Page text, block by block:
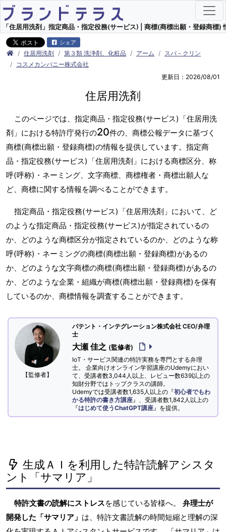
「住居用洗剤」指定商品・指定役務(サービス) | 商標(商標出願・登録商標)
シェア
住居用洗剤 第３類 洗浄剤、化粧品 アーム
スパ－クリン
コスメカンパニー株式会社
更新日：2026/08/01
住居用洗剤
このページでは、指定商品・指定役務(サービス)「住居用洗
剤」における特許庁発行の20件の、商標公報データに基づく
商標(商標出願・登録商標)の情報を提供しています。指定商
品・指定役務(サービス)「住居用洗剤」における商標区分、称
呼(呼称)・ネーミング、文字商標、商標権者・商標出願人な
ど、商標に関する情報を調べることができます。
指定商品・指定役務(サービス)「住居用洗剤」において、ど
のような指定商品・指定役務(サービス)が指定されているの
か、どのような商標区分が指定されているのか、どのような称
呼(呼称)・ネーミングの商標(商標出願・登録商標)があるの
か、どのような文字商標の商標(商標出願・登録商標)があるの
か、どのような企業・組織が商標(商標出願・登録商標)を保有
しているのか、商標情報を調査することができます。
【監修者】
パテント・インテグレーション株式会社 CEO/弁理
士
大瀬 佳之 (監修者)
IoT・サービス関連の特許実務を専門とする弁理
士。 企業向けオンライン学習講座のUdemyにおい
て、受講者数3,044人以上、レビュー数639以上の
知財分野ではトップクラスの講師。
Udemyでは受講者数1,635人以上の『初心者でもわ
かる特許の書き方講座 』、受講者数1,842人以上の
『はじめて使うChatGPT講座 』を提供。
生成ＡＩを利用した特許読解アシスタ
ント「サマリア」
特許文書の読解にストレスを感じている皆様へ。 弁理士が
開発した「サマリア」 は、特許文書読解の時間短縮と理解の深